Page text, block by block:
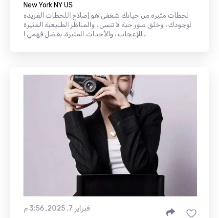
New York NY US
لحظات مثيرة من حياتك شغفي هو إصلاح اللحظات الفريدة
لوجودك ، وخلق صور حية لا تنسى ، والمناظر الطبيعية المثيرة
للإعجاب ، والأحداث المثيرة. بفضل فهمي ا...
فبراير 7, 2025, 3:56 م